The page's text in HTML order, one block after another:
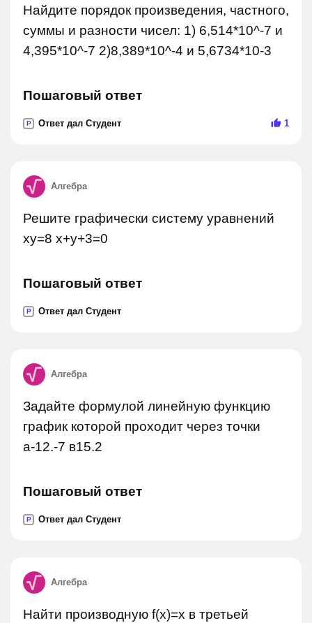
Найдите порядок произведения, частного,
суммы и разности чисел: 1) 6,514*10^-7 и
4,395*10^-7 2)8,389*10^-4 и 5,6734*10-3
Пошаговый ответ
P Ответ дал Студент 1
Алгебра
Решите графически систему уравнений
xy=8 x+y+3=0
Пошаговый ответ
P Ответ дал Студент
Алгебра
Задайте формулой линейную функцию
график которой проходит через точки
а-12.-7 в15.2
Пошаговый ответ
P Ответ дал Студент
Алгебра
Найти производную f(x)=x в третьей